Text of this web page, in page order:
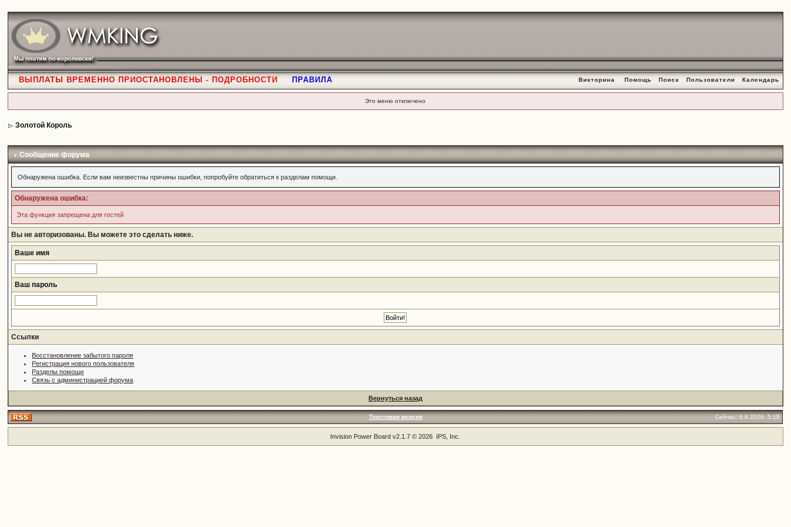
ВЫПЛАТЫ ВРЕМЕННО ПРИОСТАНОВЛЕНЫ - ПОДРОБНОСТИ ПРАВИЛА Викторина Помощь Поиск Пользователи Календарь
Это меню отключено
Золотой Король
Сообщение форума
Обнаружена ошибка. Если вам неизвестны причины ошибки, попробуйте обратиться к разделам помощи.
Обнаружена ошибка:
Эта функция запрещена для гостей
Вы не авторизованы. Вы можете это сделать ниже.
Ваше имя
Ваш пароль
Ссылки
Восстановление забытого пароля
Регистрация нового пользователя
Разделы помощи
Связь с администрацией форума
Вернуться назад
Текстовая версия Сейчас: 6.8.2026, 5:19
Invision Power Board v2.1.7 © 2026 IPS, Inc.